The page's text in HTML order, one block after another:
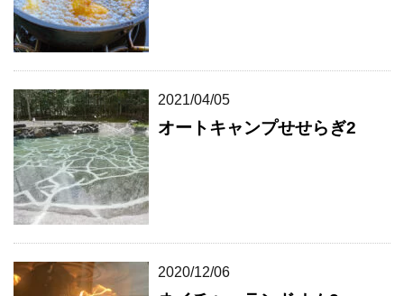
2021/04/05
オートキャンプせせらぎ2
2020/12/06